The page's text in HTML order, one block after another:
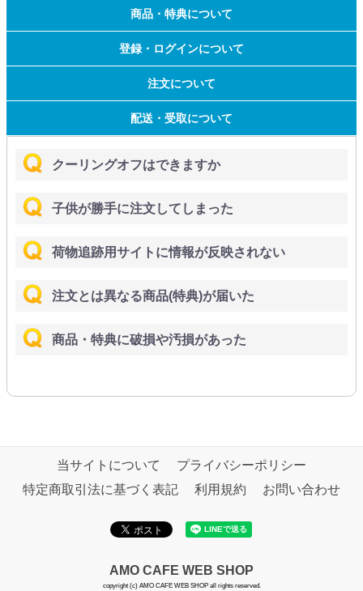
商品・特典について
登録・ログインについて
注文について
配送・受取について
クーリングオフはできますか
子供が勝手に注文してしまった
荷物追跡用サイトに情報が反映されない
注文とは異なる商品(特典)が届いた
商品・特典に破損や汚損があった
当サイトについて
プライバシーポリシー
特定商取引法に基づく表記
利用規約 お問い合わせ
AMO CAFE WEB SHOP
copyright (c) AMO CAFE WEB SHOP all rights reserved.